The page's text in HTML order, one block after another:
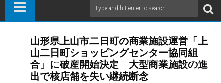
山形県上山市二日町の商業施設運営「上
山二日町ショッピングセンター協同組
合」に破産開始決定 大型商業施設の進
出で核店舗を失い継続断念